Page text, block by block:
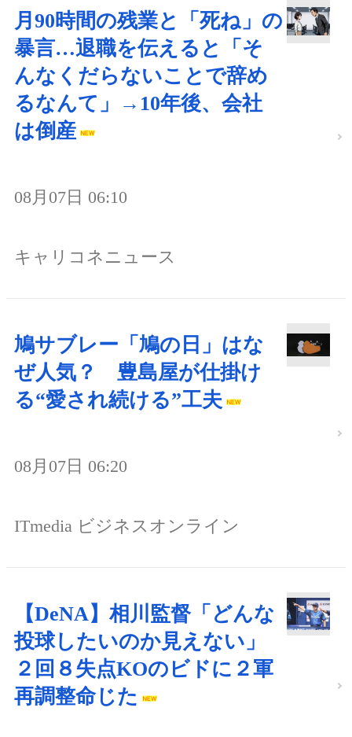
月90時間の残業と「死ね」の
暴言…退職を伝えると「そ
んなくだらないことで辞め
るなんて」→10年後、会社
は倒産
08月07日 06:10
キャリコネニュース
鳩サブレー「鳩の日」はな
ぜ人気？ 豊島屋が仕掛け
る“愛され続ける”工夫
08月07日 06:20
ITmedia ビジネスオンライン
【DeNA】相川監督「どんな
投球したいのか見えない」
２回８失点KOのビドに２軍
再調整命じた